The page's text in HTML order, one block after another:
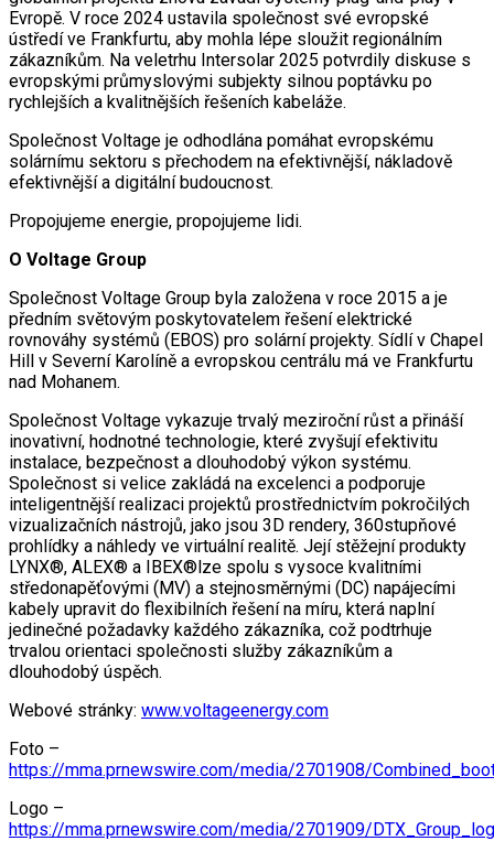
Evropě. V roce 2024 ustavila společnost své evropské
ústředí ve Frankfurtu, aby mohla lépe sloužit regionálním
zákazníkům. Na veletrhu Intersolar 2025 potvrdily diskuse s
evropskými průmyslovými subjekty silnou poptávku po
rychlejších a kvalitnějších řešeních kabeláže.
Společnost Voltage je odhodlána pomáhat evropskému
solárnímu sektoru s přechodem na efektivnější, nákladově
efektivnější a digitální budoucnost.
Propojujeme energie, propojujeme lidi.
O Voltage Group
Společnost Voltage Group byla založena v roce 2015 a je
předním světovým poskytovatelem řešení elektrické
rovnováhy systémů (EBOS) pro solární projekty. Sídlí v Chapel
Hill v Severní Karolíně a evropskou centrálu má ve Frankfurtu
nad Mohanem.
Společnost Voltage vykazuje trvalý meziroční růst a přináší
inovativní, hodnotné technologie, které zvyšují efektivitu
instalace, bezpečnost a dlouhodobý výkon systému.
Společnost si velice zakládá na excelenci a podporuje
inteligentnější realizaci projektů prostřednictvím pokročilých
vizualizačních nástrojů, jako jsou 3D rendery, 360stupňové
prohlídky a náhledy ve virtuální realitě. Její stěžejní produkty
LYNX®, ALEX® a IBEX®lze spolu s vysoce kvalitními
středonapěťovými (MV) a stejnosměrnými (DC) napájecími
kabely upravit do flexibilních řešení na míru, která naplní
jedinečné požadavky každého zákazníka, což podtrhuje
trvalou orientaci společnosti služby zákazníkům a
dlouhodobý úspěch.
Webové stránky: www.voltageenergy.com
Foto –
https://mma.prnewswire.com/media/2701908/
Logo –
https://mma.prnewswire.com/media/2701909/